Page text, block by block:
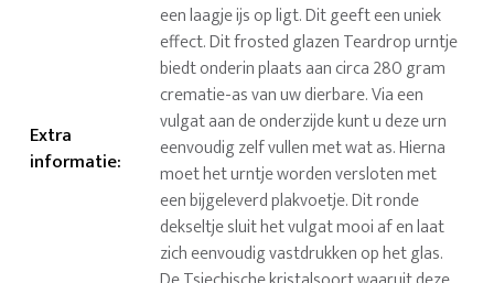
Extra
informatie:
een laagje ijs op ligt. Dit geeft een uniek
effect. Dit frosted glazen Teardrop urntje
biedt onderin plaats aan circa 280 gram
crematie-as van uw dierbare. Via een
vulgat aan de onderzijde kunt u deze urn
eenvoudig zelf vullen met wat as. Hierna
moet het urntje worden versloten met
een bijgeleverd plakvoetje. Dit ronde
dekseltje sluit het vulgat mooi af en laat
zich eenvoudig vastdrukken op het glas.